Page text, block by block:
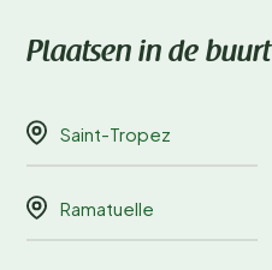
Plaatsen in de buurt
Saint-Tropez
Ramatuelle